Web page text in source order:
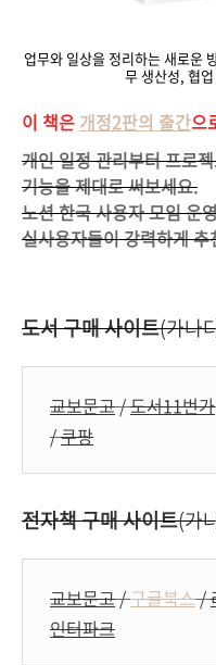
업무와 일상을 정리하는 새로운
무 생산성, 협
이 책은 개정2판의 출간으
개인 일정 관리부터 프로
기능을 제대로 써보세요.
노션 한국 사용자 모임 운
실사용자들이 강력하게
도서 구매 사이트(가나
교보문고/도서11번가
/쿠팡
전자책 구매 사이트(가
교보문고/구글북스/
인터파크